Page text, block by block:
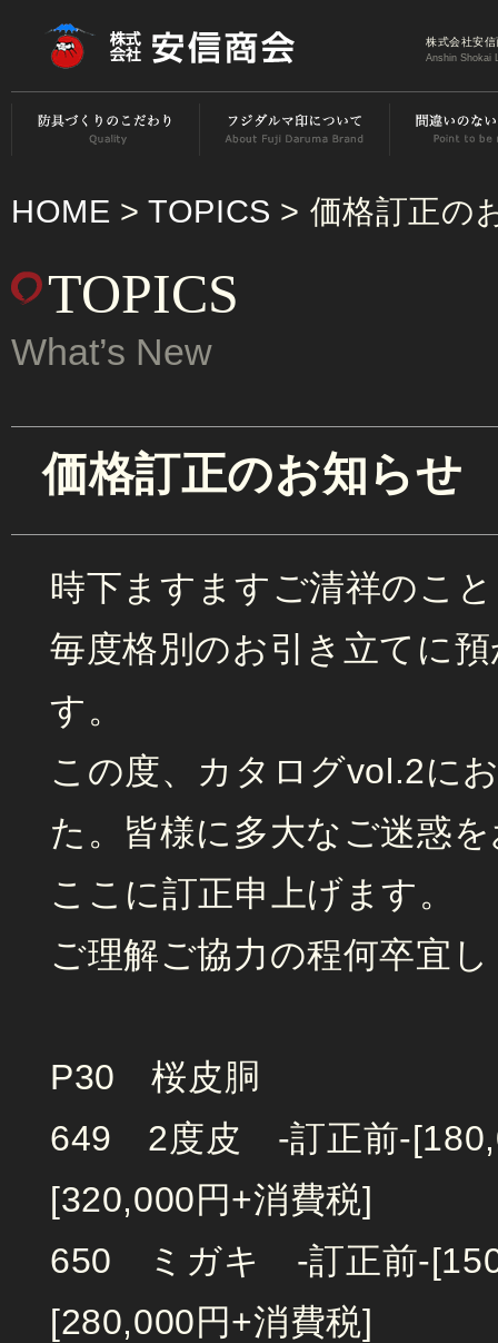
株式会社安
Anshin Shokai
HOME >TOPICS > 価格訂正の
TOPICS
What’s New
価格訂正のお知らせ
時下ますますご清祥のこ
毎度格別のお引き立てに
す。
この度、カタログvol.2に
た。皆様に多大なご迷惑
ここに訂正申上げます。
ご理解ご協力の程何卒宜
P30 桜皮胴
649 2度皮 -訂正前-
[320,000円+消費税]
650 ミガキ -訂正前-
[280,000円+消費税]